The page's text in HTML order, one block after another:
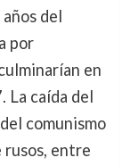
del
por
en
La caída del
comunismo
rusos, entre